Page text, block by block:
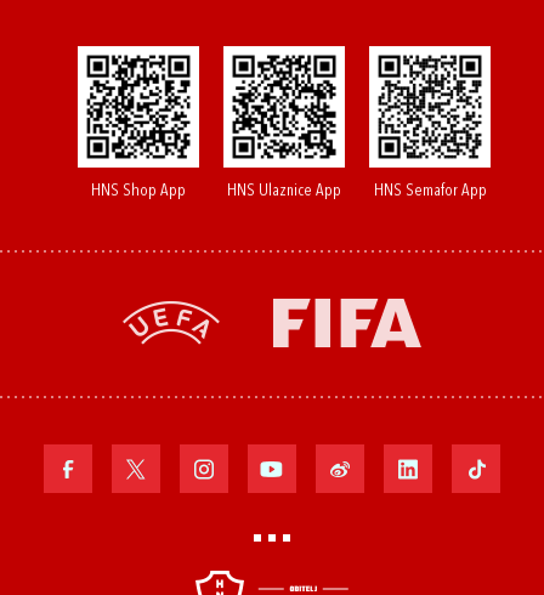
HNS Shop App HNS Ulaznice App HNS Semafor App